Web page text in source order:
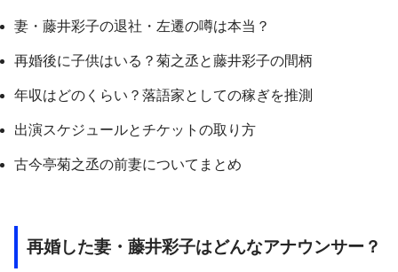
妻・藤井彩子の退社・左遷の噂は本当？
再婚後に子供はいる？菊之丞と藤井彩子の間柄
年収はどのくらい？落語家としての稼ぎを推測
出演スケジュールとチケットの取り方
古今亭菊之丞の前妻についてまとめ
再婚した妻・藤井彩子はどんなアナウンサー？